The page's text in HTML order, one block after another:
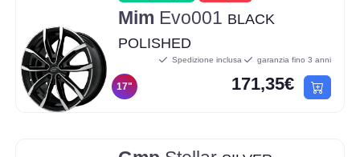
Mim Evo001 BLACK
POLISHED
17"
Spedizione inclusa garanzia fino 3 anni
171,35€